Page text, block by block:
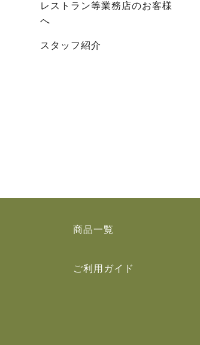
レストラン等業務店のお客様
へ
スタッフ紹介
商品一覧
ご利用ガイド